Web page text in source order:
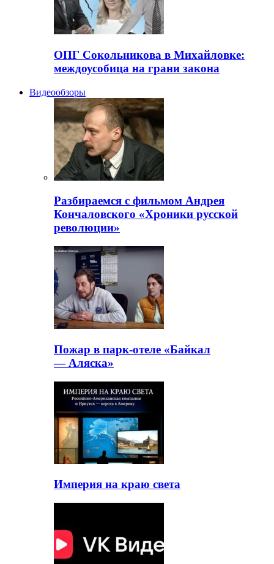
ОПГ Сокольникова в Михайловке:
междоусобица на грани закона
Видеообзоры
Разбираемся с фильмом Андрея
Кончаловского «Хроники русской
революции»
Пожар в парк-отеле «Байкал
— Аляска»
Империя на краю света